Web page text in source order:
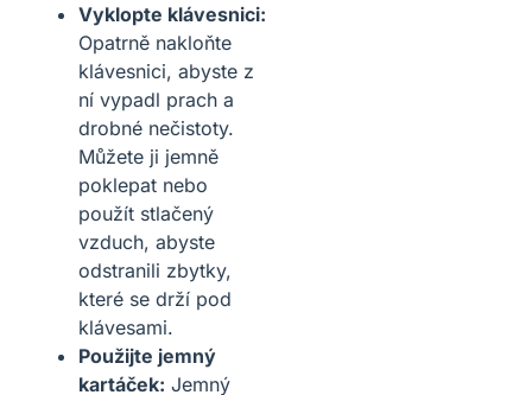
Vyklopte klávesnici:
Opatrně nakloňte
klávesnici, abyste z
ní vypadl prach a
drobné nečistoty.
Můžete ji jemně
poklepat nebo
použít stlačený
vzduch, abyste
odstranili zbytky,
které se drží pod
klávesami.
Použijte jemný
kartáček: Jemný